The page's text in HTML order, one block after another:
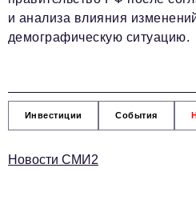
и анализа влияния
демографическую ситуацию.
Инвестиции События
Новости СМИ2